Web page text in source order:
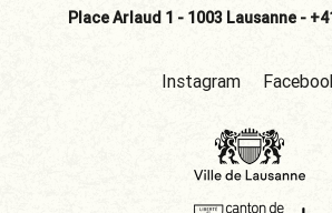
Place Arlaud 1 - 1003 Lausanne -
Instagram